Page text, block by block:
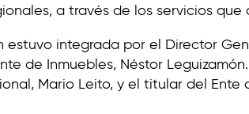
a través de los servicios que
integrada por el Director
de Inmuebles, Néstor
Mario Leito, y el titular del Ente